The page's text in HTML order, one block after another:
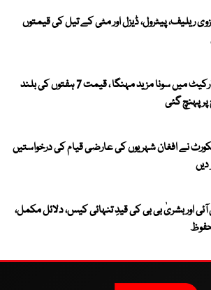
ریلیف، پیٹرول، ڈیزل اور مٹی کے تیل کی قیمتوں
عالمی مارکیٹ میں سونا مزید مہنگا ، قیمت 7 ہفتوں کی بلند
پہنچ گئی
نے افغان شہریوں کی عارضی قیام کی درخواستیں
آئی اور بشریٰ بی بی کی قیدِ تنہائی کیس، دلائل مکمل،